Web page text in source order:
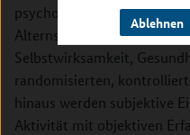
Ablehnen
psychologische und
Alterns (z.B. körperliche
Selbstwirksamkeit,
randomisierten,
hinaus werden subjektive
Aktivität mit objektiven